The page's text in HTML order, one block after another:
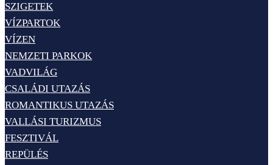
SZIGETEK
VÍZPARTOK
VÍZEN
NEMZETI PARKOK
VADVILÁG
CSALÁDI UTAZÁS
ROMANTIKUS UTAZÁS
VALLÁSI TURIZMUS
FESZTIVÁL
REPÜLÉS